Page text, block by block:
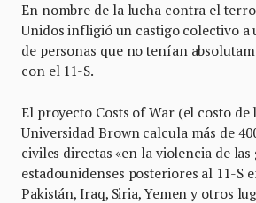
En nombre de la lucha contra el
Unidos infligió un castigo colectivo
de personas que no tenían
con el 11-S.
El proyecto Costs of War (el costo de
Universidad Brown calcula más de
civiles directas «en la violencia de las
estadounidenses posteriores al 11-S
Pakistán, Iraq, Siria, Yemen y otros